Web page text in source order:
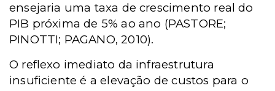
ensejaria uma taxa de crescimento real do
PIB próxima de 5% ao ano (PASTORE;
PINOTTI; PAGANO, 2010).
O reflexo imediato da infraestrutura
insuficiente é a elevação de custos para o